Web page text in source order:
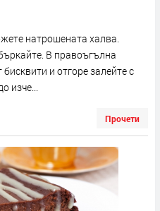
натрошената халва.
В правоъгълна
и отгоре залейте с
изче...
Прочети